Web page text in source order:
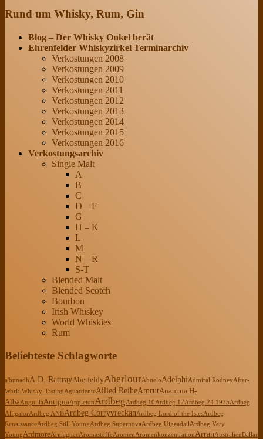
Rund um Whisky, Rum, Gin
Blog – Der Whisky Onkel berät
Ehrenfelder Whiskyzirkel Terminarchiv
Verkostungen 2008
Verkostungen 2009
Verkostungen 2010
Verkostungen 2011
Verkostungen 2012
Verkostungen 2013
Verkostungen 2014
Verkostungen 2015
Verkostungen 2016
Verkostungsarchiv
Single Malt
A
B
C
D – F
G
H – K
L
M
N – R
S-T
Blended Malt
Blended Scotch
Bourbon
Irish Whiskey
World Whiskies
Rum
Beliebteste Schlagworte
a'bunadhA.D. RattrayAberfeldyAberlourAbueloAdelphiAdmiral RodneyAfter-
Work-Whisky-TastingAguardenteAllied ReiheAmrutAnam na H-
AlbaAnguillaAntiguaAppletonArdbegArdbeg 10Ardbeg 17Ardbeg 24 1975Ardbeg
AlligatorArdbeg ANBArdbeg CorryvreckanArdbeg Lord of the IslesArdbeg
RenaissanceArdbeg Still YoungArdbeg SupernovaArdbeg UigeadailArdbeg Very
YoungArdmoreArmagnacAromastoffeAromenAromenkonzentrationArranAustralien